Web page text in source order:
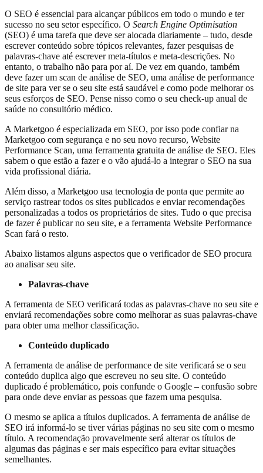
O SEO é essencial para alcançar públicos em todo o mundo e ter
sucesso no seu setor específico. O Search Engine Optimisation
(SEO) é uma tarefa que deve ser alocada diariamente – tudo, desde
escrever conteúdo sobre tópicos relevantes, fazer pesquisas de
palavras-chave até escrever meta-títulos e meta-descrições. No
entanto, o trabalho não para por aí. De vez em quando, também
deve fazer um scan de análise de SEO, uma análise de performance
de site para ver se o seu site está saudável e como pode melhorar os
seus esforços de SEO. Pense nisso como o seu check-up anual de
saúde no consultório médico.
A Marketgoo é especializada em SEO, por isso pode confiar na
Marketgoo com segurança e no seu novo recurso, Website
Performance Scan, uma ferramenta gratuita de análise de SEO. Eles
sabem o que estão a fazer e o vão ajudá-lo a integrar o SEO na sua
vida profissional diária.
Além disso, a Marketgoo usa tecnologia de ponta que permite ao
serviço rastrear todos os sites publicados e enviar recomendações
personalizadas a todos os proprietários de sites. Tudo o que precisa
de fazer é publicar no seu site, e a ferramenta Website Performance
Scan fará o resto.
Abaixo listamos alguns aspectos que o verificador de SEO procura
ao analisar seu site.
Palavras-chave
A ferramenta de SEO verificará todas as palavras-chave no seu site e
enviará recomendações sobre como melhorar as suas palavras-chave
para obter uma melhor classificação.
Conteúdo duplicado
A ferramenta de análise de performance de site verificará se o seu
conteúdo duplica algo que escreveu no seu site. O conteúdo
duplicado é problemático, pois confunde o Google – confusão sobre
para onde deve enviar as pessoas que fazem uma pesquisa.
O mesmo se aplica a títulos duplicados. A ferramenta de análise de
SEO irá informá-lo se tiver várias páginas no seu site com o mesmo
título. A recomendação provavelmente será alterar os títulos de
algumas das páginas e ser mais específico para evitar situações
semelhantes.